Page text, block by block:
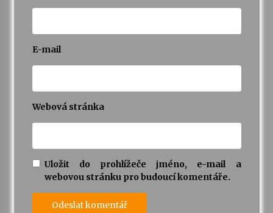
E-mail
Webová stránka
Uložit do prohlížeče jméno, e-mail a
webovou stránku pro budoucí komentáře.